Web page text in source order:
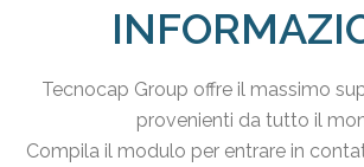
Tecnocap Group offre il massimo
provenienti da tutto il
Compila il modulo per entrare in